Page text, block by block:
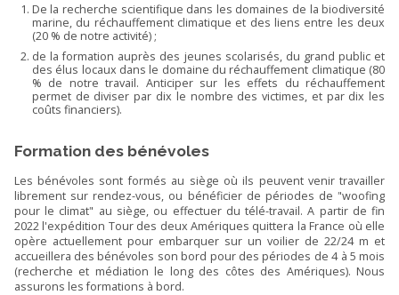
De la recherche scientifique dans les domaines de la biodiversité
marine, du réchauffement climatique et des liens entre les deux
(20 % de notre activité) ;
de la formation auprès des jeunes scolarisés, du grand public et
des élus locaux dans le domaine du réchauffement climatique (80
% de notre travail. Anticiper sur les effets du réchauffement
permet de diviser par dix le nombre des victimes, et par dix les
coûts financiers).
Formation des bénévoles
Les bénévoles sont formés au siège où ils peuvent venir travailler
librement sur rendez-vous, ou bénéficier de périodes de "woofing
pour le climat" au siège, ou effectuer du télé-travail. A partir de fin
2022 l'expédition Tour des deux Amériques quittera la France où elle
opère actuellement pour embarquer sur un voilier de 22/24 m et
accueillera des bénévoles son bord pour des périodes de 4 à 5 mois
(recherche et médiation le long des côtes des Amériques). Nous
assurons les formations à bord.